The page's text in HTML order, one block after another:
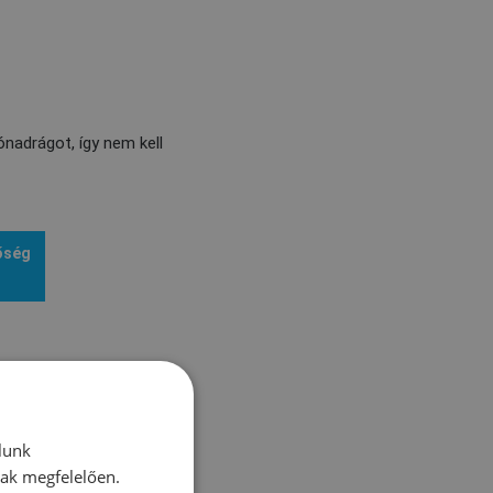
így nem kell
megfelelően.